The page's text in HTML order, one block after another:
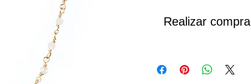
Realizar compra